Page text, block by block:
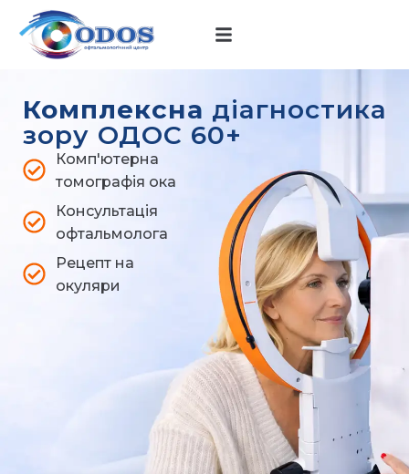
Комплексна діагностика
зору ОДОС 60+
Комп'ютерна
томографія ока
Консультація
офтальмолога
Рецепт на
окуляри